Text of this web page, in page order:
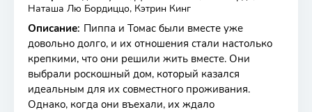
Наташа Лю Бордиццо, Кэтрин Кинг
Описание: Пиппа и Томас были вместе уже
довольно долго, и их отношения стали настолько
крепкими, что они решили жить вместе. Они
выбрали роскошный дом, который казался
идеальным для их совместного проживания.
Однако, когда они въехали, их ждало